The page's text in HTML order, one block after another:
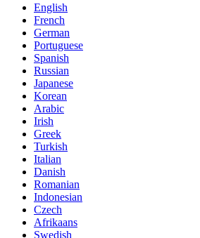
English
French
German
Portuguese
Spanish
Russian
Japanese
Korean
Arabic
Irish
Greek
Turkish
Italian
Danish
Romanian
Indonesian
Czech
Afrikaans
Swedish